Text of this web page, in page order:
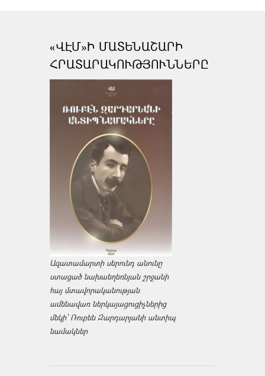
«ՎԷՄ»Ի ՄԱՏԵՆԱՇԱՐԻ
ՀՐԱՏԱՐԱԿՈՒԹՅՈՒՆՆԵՐԸ
Ազատամարտի սերունդ անունը
ստացած նախաեղեռնյան շրջանի
հայ մտավորականության
ամենավառ ներկայացուցիչներից
մեկի՝ Ռուբեն Զարդարյանի անտիպ
նամակներ